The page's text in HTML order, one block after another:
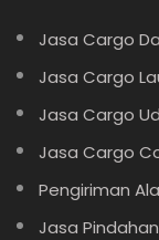
Jasa Cargo
Jasa Cargo
Jasa Cargo
Jasa Cargo
Pengiriman
Jasa Pindahan